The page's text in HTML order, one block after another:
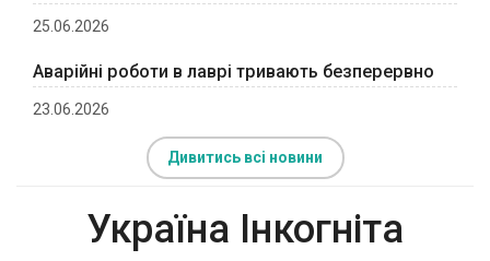
25.06.2026
Аварійні роботи в лаврі тривають безперервно
23.06.2026
Дивитись всі новини
Україна Інкогніта